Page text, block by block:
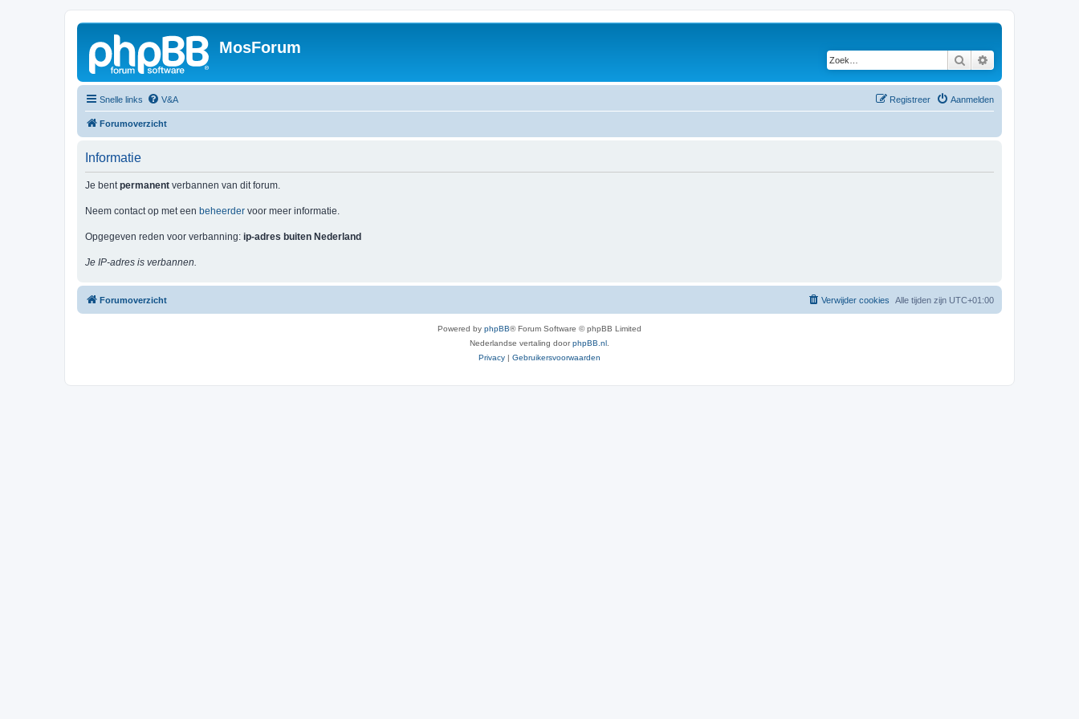
MosForum
Zoek
Snelle links V&A Aanmelden
Registreer
Forumoverzicht
Informatie
Je bentpermanent verbannen van dit forum.
Neem contact op met een beheerder voor meer informatie.
Opgegeven reden voor verbanning: ip-adres buiten Nederland
Je IP-adres is verbannen.
Forumoverzicht Alle tijden zijn UTC+01:00
Verwijder cookies
Powered by phpBB® Forum Software © phpBB Limited
Nederlandse vertaling doorphpBB.nl
Privacy | Gebruikersvoorwaarden